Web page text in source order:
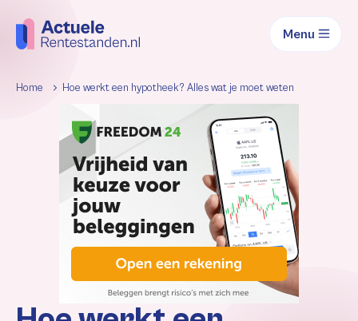
Menu
Home Hoe werkt een hypotheek? Alles wat je moet weten